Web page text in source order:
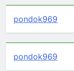
pondok969
pondok969